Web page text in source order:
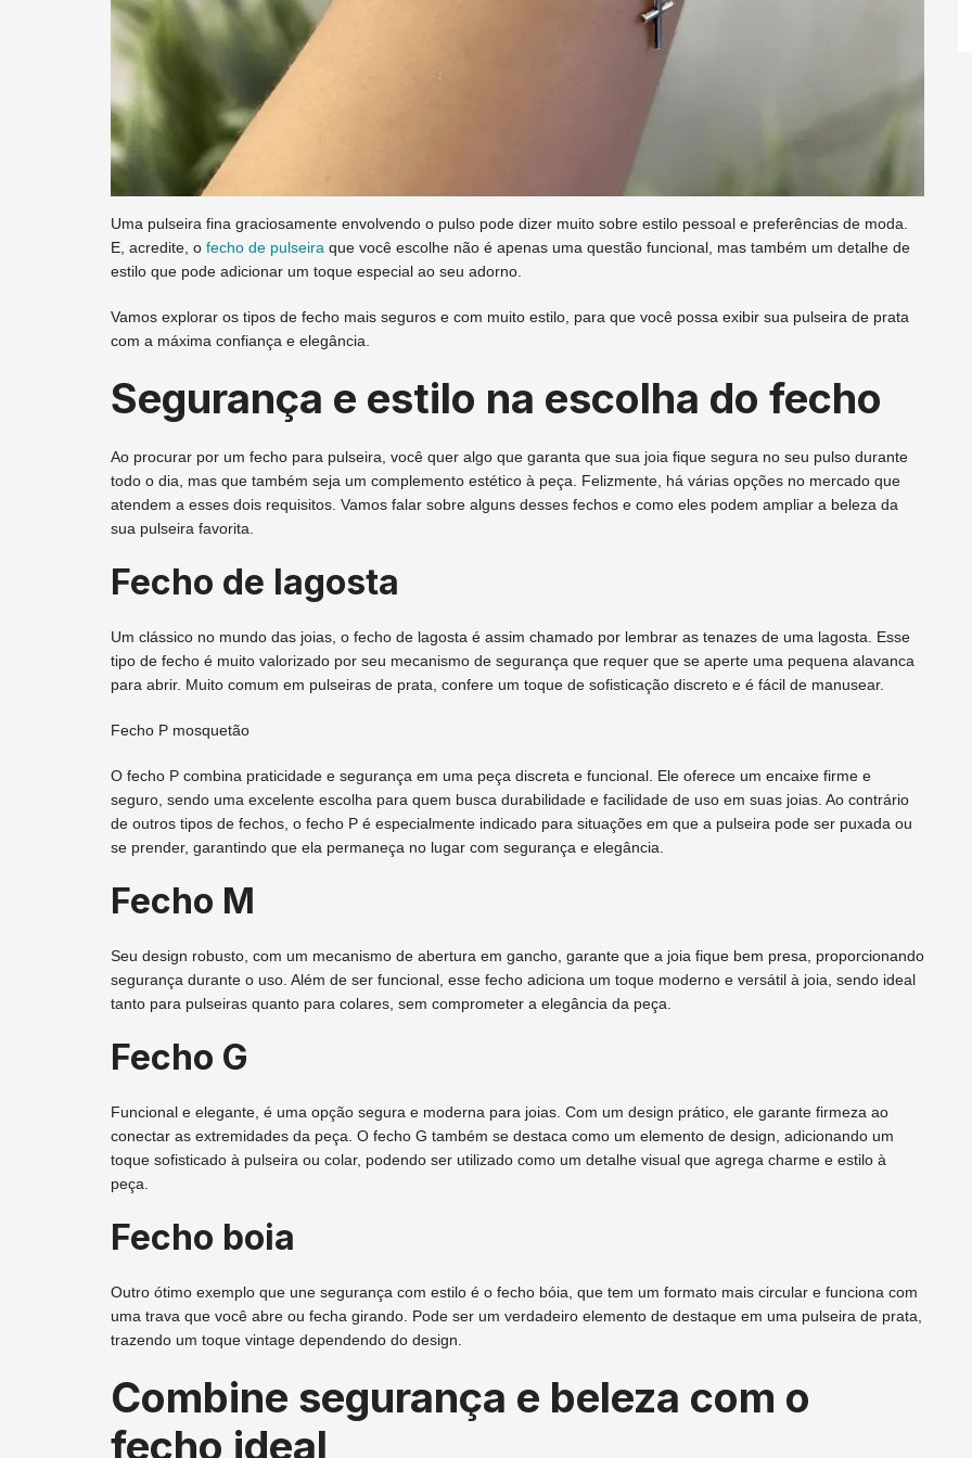
Uma pulseira fina graciosamente envolvendo o pulso pode dizer muito sobre estilo pessoal e preferências de moda.
E, acredite, o fecho de pulseira que você escolhe não é apenas uma questão funcional, mas também um detalhe de
estilo que pode adicionar um toque especial ao seu adorno.
Vamos explorar os tipos de fecho mais seguros e com muito estilo, para que você possa exibir sua pulseira de prata
com a máxima confiança e elegância.
Segurança e estilo na escolha do fecho
Ao procurar por um fecho para pulseira, você quer algo que garanta que sua joia fique segura no seu pulso durante
todo o dia, mas que também seja um complemento estético à peça. Felizmente, há várias opções no mercado que
atendem a esses dois requisitos. Vamos falar sobre alguns desses fechos e como eles podem ampliar a beleza da
sua pulseira favorita.
Fecho de lagosta
Um clássico no mundo das joias, o fecho de lagosta é assim chamado por lembrar as tenazes de uma lagosta. Esse
tipo de fecho é muito valorizado por seu mecanismo de segurança que requer que se aperte uma pequena alavanca
para abrir. Muito comum em pulseiras de prata, confere um toque de sofisticação discreto e é fácil de manusear.
Fecho P mosquetão
O fecho P combina praticidade e segurança em uma peça discreta e funcional. Ele oferece um encaixe firme e
seguro, sendo uma excelente escolha para quem busca durabilidade e facilidade de uso em suas joias. Ao contrário
de outros tipos de fechos, o fecho P é especialmente indicado para situações em que a pulseira pode ser puxada ou
se prender, garantindo que ela permaneça no lugar com segurança e elegância.
Fecho M
Seu design robusto, com um mecanismo de abertura em gancho, garante que a joia fique bem presa, proporcionando
segurança durante o uso. Além de ser funcional, esse fecho adiciona um toque moderno e versátil à joia, sendo ideal
tanto para pulseiras quanto para colares, sem comprometer a elegância da peça.
Fecho G
Funcional e elegante, é uma opção segura e moderna para joias. Com um design prático, ele garante firmeza ao
conectar as extremidades da peça. O fecho G também se destaca como um elemento de design, adicionando um
toque sofisticado à pulseira ou colar, podendo ser utilizado como um detalhe visual que agrega charme e estilo à
peça.
Fecho boia
Outro ótimo exemplo que une segurança com estilo é o fecho bóia, que tem um formato mais circular e funciona com
uma trava que você abre ou fecha girando. Pode ser um verdadeiro elemento de destaque em uma pulseira de prata,
trazendo um toque vintage dependendo do design.
Combine segurança e beleza com o
fecho ideal